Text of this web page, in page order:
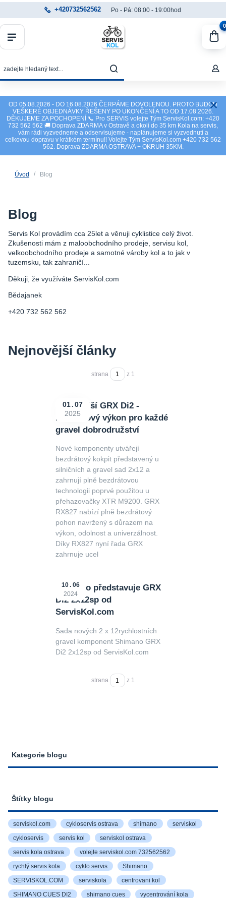
OD 05.08.2026 - DO 16.08.2026 ČERPÁME DOVOLENOU. PROTO BUDOU
VEŠKERÉ OBJEDNÁVKY ŘEŠENY PO UKONČENÍ A TO OD 17.08.2026.
DĚKUJEME ZA POCHOPENÍ 📞 Pro SERVIS volejte Tým ServisKol.com: +420
732 562 562 🚚 Doprava ZDARMA v Ostravě a okolí do 35 km Kola na servis,
vám rádi vyzvedneme a odservisujeme - naplánujeme si vyzvednutí a
celkovou dopravu v krátkém termínu!! Volejte Tým ServisKol.com +420 732 562
562. Doprava ZDARMA OSTRAVA + OKRUH 35KM.
+420732562562 Po - Pá: 08:00 - 19:00hod
0
Úvod Blog
Kategorie blogu
Štítky blogu
serviskol.com cykloservis ostrava shimano serviskol
cykloservis servis kol serviskol ostrava
servis kola ostrava volejte serviskol.com 732562562
rychlý servis kola cyklo servis Shimano
SERVISKOL.COM serviskola centrovani kol
SHIMANO CUES DI2 shimano cues vycentrování kola
Blog
Servis Kol provádím cca 25let a věnuji cyklistice celý život.
Zkušenosti mám z maloobchodního prodeje, servisu kol,
velkoobchodního prodeje a samotné vároby kol a to jak v
tuzemsku, tak zahraničí...
Děkuji, že využíváte ServisKol.com
Bědajanek
+420 732 562 562
Nejnovější články
strana z 1
Nejnovější GRX Di2 -
bezdrátový výkon pro každé
gravel dobrodružství
01 07
2025
Nové komponenty utvářejí
bezdrátový kokpit představený u
silničních a gravel sad 2x12 a
zahrnují plně bezdrátovou
technologii poprvé použitou u
přehazovačky XTR M9200. GRX
RX827 nabízí plně bezdrátový
pohon navržený s důrazem na
výkon, odolnost a univerzálnost.
Díky RX827 nyní řada GRX
zahrnuje ucel
Shimano představuje GRX
Di2 2x12sp od
ServisKol.com
10
06
2024
Sada nových 2 x 12rychlostních
gravel komponent Shimano GRX
Di2 2x12sp od ServisKol.com
strana z 1